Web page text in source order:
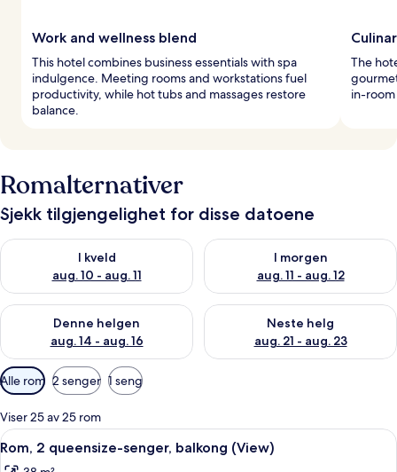
Work and wellness blend
This hotel combines business essentials with spa
indulgence. Meeting rooms and workstations fuel
productivity, while hot tubs and massages restore
balance.
The
in-
Romalternativer
Sjekk tilgjengelighet for disse datoene
I kveld
aug. 10 - aug. 11
Sjekk tilgjengelighet for i kveld, aug. 10 - aug. 11
I morgen
aug. 11 - aug. 12
Sjekk tilgjengelighet for i
Denne helgen
aug. 14 - aug. 16
Sjekk tilgjengelighet for denne helgen, aug. 14 - aug. 16
Neste helg
aug. 21 - aug. 23
Sjekk tilgjengelighet for
Tilgjengelige
filtre
for
rom
Alle rom 2 senger 1 seng
Viser 25 av 25 rom
Åpne
alle
Allergitestet sengetøy, safe på
4
Rom, 2 queensize-senger, balkong (View)